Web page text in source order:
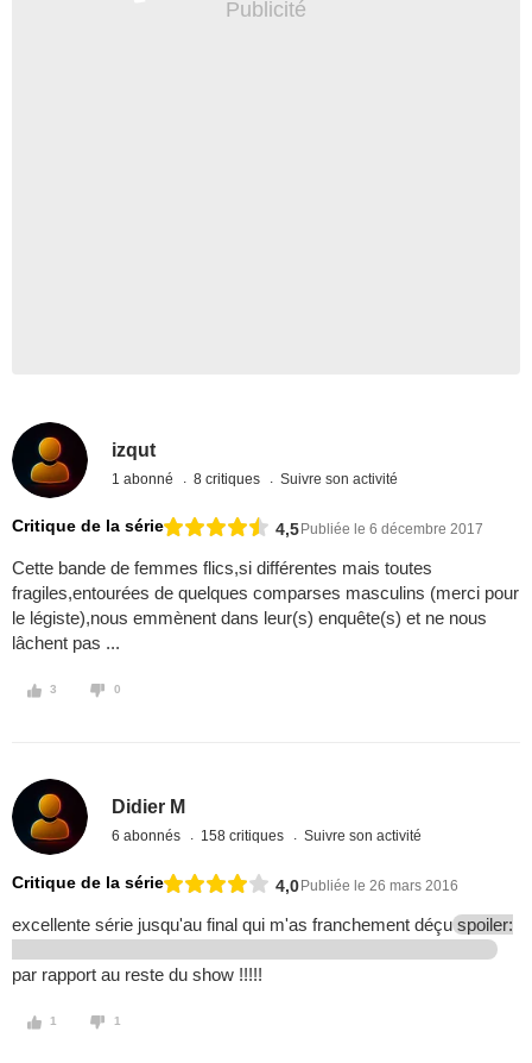
izqut
1 abonné 8 critiques Suivre son activité
Critique de la série 4,5 Publiée le 6 décembre 2017
Cette bande de femmes flics,si différentes mais toutes
fragiles,entourées de quelques comparses masculins (merci pour
le légiste),nous emmènent dans leur(s) enquête(s) et ne nous
lâchent pas ...
3 0
Didier M
6 abonnés 158 critiques Suivre son activité
Critique de la série 4,0 Publiée le 26 mars 2016
excellente série jusqu'au final qui m'as franchement déçu spoiler:
par rapport au reste du show !!!!!
1 1